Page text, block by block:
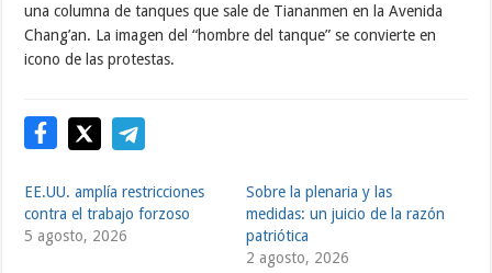
una columna de tanques que sale de Tiananmen en la Avenida
Chang’an. La imagen del “hombre del tanque” se convierte en
icono de las protestas.
EE.UU. amplía restricciones
contra el trabajo forzoso
5 agosto, 2026
Sobre la plenaria y las
medidas: un juicio de la razón
patriótica
2 agosto, 2026